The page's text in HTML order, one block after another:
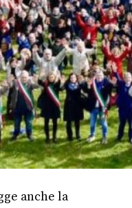
anche la